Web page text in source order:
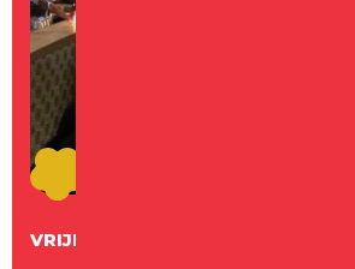
VRIJDAG